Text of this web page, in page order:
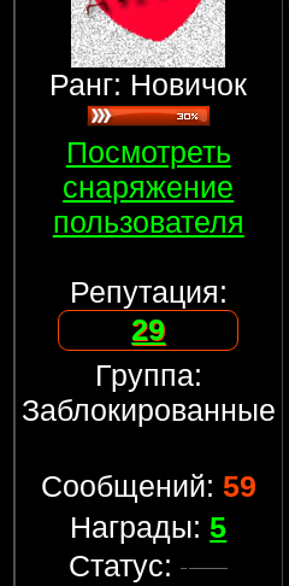
Ранг: Новичок
Посмотреть
снаряжение
пользователя
Репутация:
29
Группа:
Заблокированные
Сообщений: 59
Награды:5
Статус: